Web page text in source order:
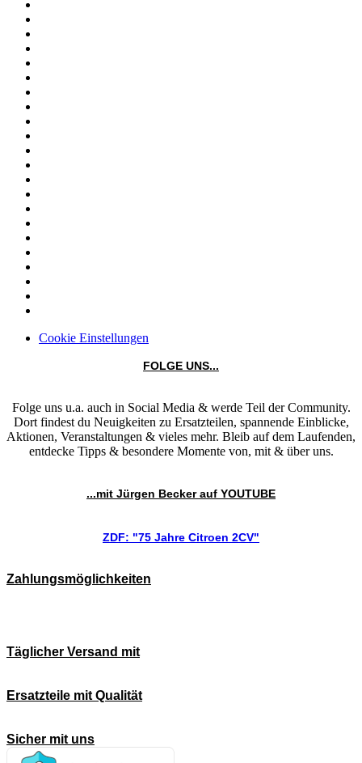
Cookie Einstellungen
FOLGE UNS...
Folge uns u.a. auch in Social Media & werde Teil der Community.
Dort findest du Neuigkeiten zu Ersatzteilen, spannende Einblicke,
Aktionen, Veranstaltungen & vieles mehr. Bleib auf dem Laufenden,
entdecke Tipps & besondere Momente von, mit & über uns.
...mit Jürgen Becker auf YOUTUBE
ZDF: "75 Jahre Citroen 2CV"
Zahlungsmöglichkeiten
Täglicher Versand mit
Ersatzteile mit Qualität
Sicher mit uns